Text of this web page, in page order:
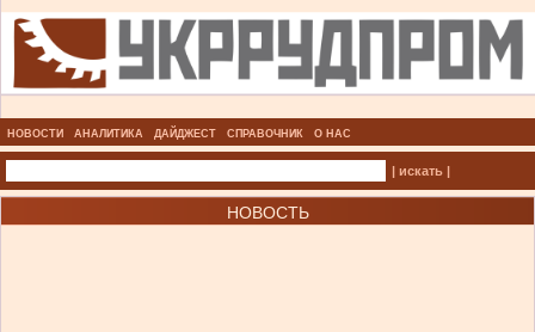
НОВОСТИ АНАЛИТИКА ДАЙДЖЕСТ СПРАВОЧНИК О НАС
| искать |
НОВОСТЬ